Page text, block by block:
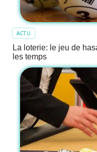
ACTU
La loterie: le jeu de
les temps